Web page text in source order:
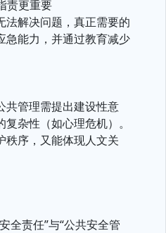
责更重要
法解决问题，真正需要的
急能力，并通过教育减少
共管理需提出建设性意
杂性（如心理危机）。
秩序，又能体现人文关
全责任”与“公共安全管